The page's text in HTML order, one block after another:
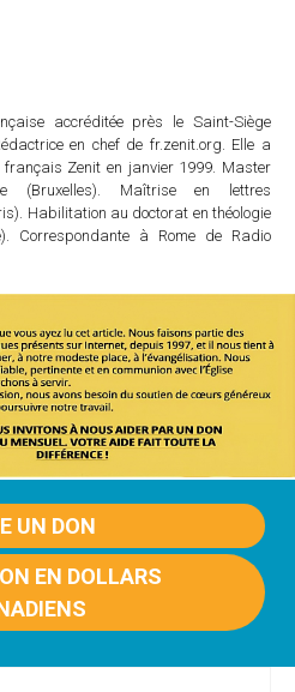
accréditée près le Saint-Siège
en chef de fr.zenit.org. Elle a
français Zenit en janvier 1999. Master
(Bruxelles). Maîtrise en lettres
Habilitation au doctorat en théologie
Correspondante à Rome de Radio
UN DON
EN DOLLARS